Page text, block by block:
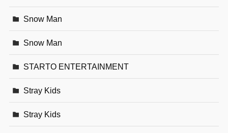
Snow Man
Snow Man
STARTO ENTERTAINMENT
Stray Kids
Stray Kids